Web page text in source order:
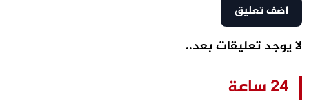
لا يوجد تعليقات بعد..
24 ساعة